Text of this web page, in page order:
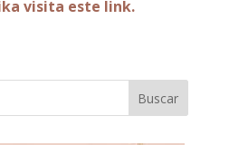
visita este link.